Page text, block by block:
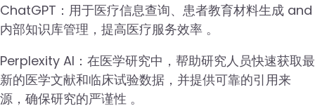
ChatGPT：用于医疗信息查询、患者教育材料生成 and
内部知识库管理，提高医疗服务效率 。
Perplexity AI：在医学研究中，帮助研究人员快速获取最
新的医学文献和临床试验数据，并提供可靠的引用来
源，确保研究的严谨性 。